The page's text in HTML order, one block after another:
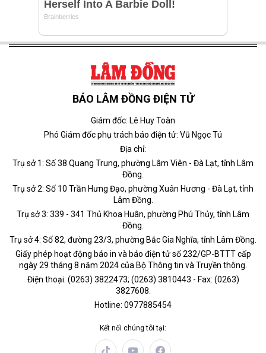
BÁO LÂM ĐỒNG ĐIỆN TỬ
Giám đốc: Lê Huy Toàn
Phó Giám đốc phụ trách báo điện tử: Vũ Ngọc Tú
Địa chỉ:
Trụ sở 1: Số 38 Quang Trung, phường Lâm Viên - Đà Lạt, tỉnh Lâm
Đồng.
Trụ sở 2: Số 10 Trần Hưng Đạo, phường Xuân Hương - Đà Lạt, tỉnh
Lâm Đồng.
Trụ sở 3: 339 - 341 Thủ Khoa Huân, phường Phú Thủy, tỉnh Lâm
Đồng.
Trụ sở 4: Số 82, đường 23/3, phường Bắc Gia Nghĩa, tỉnh Lâm Đồng.
Giấy phép hoạt động báo in và báo điện tử số 232/GP-BTTT cấp
ngày 29 tháng 8 năm 2024 của Bộ Thông tin và Truyền thông.
Điện thoại: (0263) 3822473; (0263) 3810443 - Fax: (0263)
3827608.
Hotline: 0977885454
Kết nối chúng tôi tại: